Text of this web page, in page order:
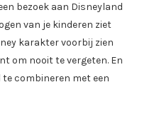
bezoek aan Disneyland
van je kinderen ziet
karakter voorbij zien
om nooit te vergeten. En
combineren met een